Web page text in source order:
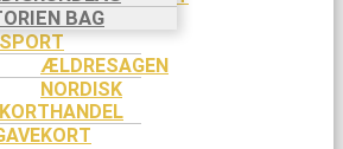
BAG
SPEJDER
SPORT
ÆLDRESAGEN
NORDISK
KORTHANDEL